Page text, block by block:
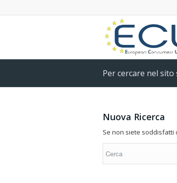
Per cercare nel
Nuova Ricerca
Se non siete